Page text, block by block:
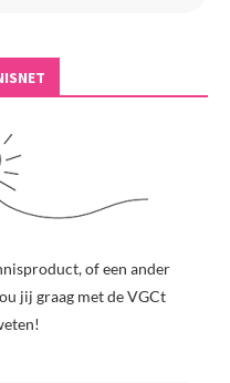
of een ander
jij graag met de VGCt